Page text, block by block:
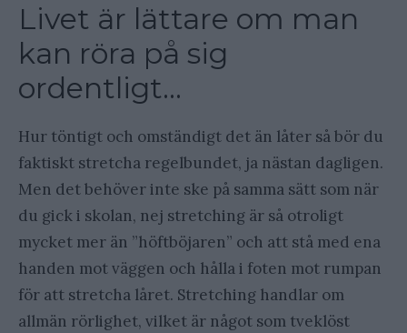
Livet är lättare om man
kan röra på sig
ordentligt…
Hur töntigt och omständigt det än låter så bör du
faktiskt stretcha regelbundet, ja nästan dagligen.
Men det behöver inte ske på samma sätt som när
du gick i skolan, nej stretching är så otroligt
mycket mer än ”höftböjaren” och att stå med ena
handen mot väggen och hålla i foten mot rumpan
för att stretcha låret. Stretching handlar om
allmän rörlighet, vilket är något som tveklöst